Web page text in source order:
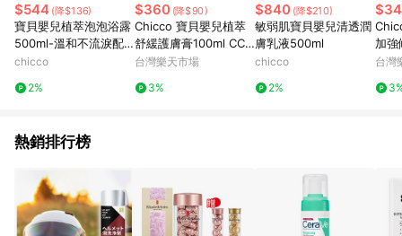
$544 (降$136)
寶貝嬰兒植萃泡泡浴露
500ml-溫和不流淚配
方-清新白棉
chicco
2%
$360 (降$90)
Chicco 寶貝嬰兒植萃
舒緩護膚膏100ml CCB
116410★衛立兒生活館
台灣樂天市場
3%
$840 (降$210)
敏弱肌寶貝嬰兒清透潤
膚乳液500ml
chicco
2%
加強
台灣
熱銷排行榜